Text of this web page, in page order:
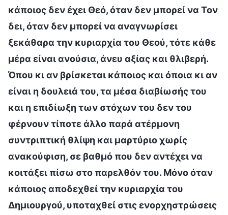
κάποιος δεν έχει Θεό, όταν δεν μπορεί να Τον
δει, όταν δεν μπορεί να αναγνωρίσει
ξεκάθαρα την κυριαρχία του Θεού, τότε κάθε
μέρα είναι ανούσια, άνευ αξίας και θλιβερή.
Όπου κι αν βρίσκεται κάποιος και όποια κι αν
είναι η δουλειά του, τα μέσα διαβίωσής του
και η επιδίωξη των στόχων του δεν του
φέρνουν τίποτε άλλο παρά ατέρμονη
συντριπτική θλίψη και μαρτύριο χωρίς
ανακούφιση, σε βαθμό που δεν αντέχει να
κοιτάξει πίσω στο παρελθόν του. Μόνο όταν
κάποιος αποδεχθεί την κυριαρχία του
Δημιουργού, υποταχθεί στις ενορχηστρώσεις